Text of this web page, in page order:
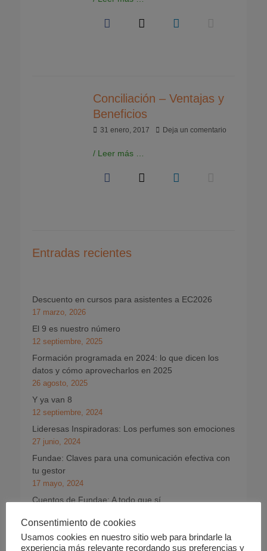
Conciliación – Ventajas y
Beneficios
Publicado
31 enero, 2017 Deja un comentario
/ Leer más …
Entradas recientes
Descuento en cursos para asistentes a EC2026
17 marzo, 2026
El 9 es nuestro número
12 septiembre, 2025
Formación programada en 2024: lo que dicen los
datos y cómo aprovecharlos en 2025
26 agosto, 2025
Y ya van 8
12 septiembre, 2024
Lideresas Inspiradoras: Los perfumes son emociones
27 junio, 2024
Fundae: Claves para una comunicación efectiva con
tu gestor
17 mayo, 2024
Cuentos de Fundae: A todo que sí
Lideresas Inspiradoras: Día Internacional de la Mujer
2024
Consentimiento de cookies
Usamos cookies en nuestro sitio web para brindarle la
experiencia más relevante recordando sus preferencias y